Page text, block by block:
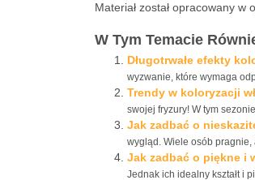
Materiał został opracowany w
W Tym Temacie
Długotrwałe efekty
wyzwanie, które wymaga
Trendy w koloryzacji
swojej fryzury! W tym
Jak zadbać o
wygląd. Wiele osób pragnie,
Jak zadbać o piękne i
Jednak ich idealny kształt i